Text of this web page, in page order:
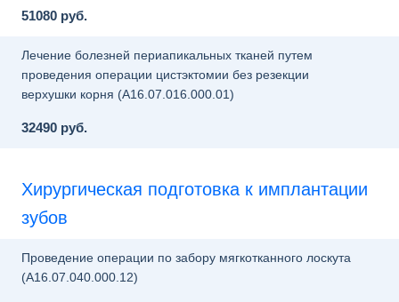
51080 руб.
Лечение болезней периапикальных тканей путем
проведения операции цистэктомии без резекции
верхушки корня (A16.07.016.000.01)
32490 руб.
Хирургическая подготовка к имплантации
зубов
Проведение операции по забору мягкотканного лоскута
(A16.07.040.000.12)